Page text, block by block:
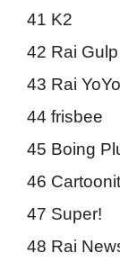
41 K2
42 Rai Gulp
43 Rai YoYo
44 frisbee
45 Boing
46
47 Super!
48 Rai